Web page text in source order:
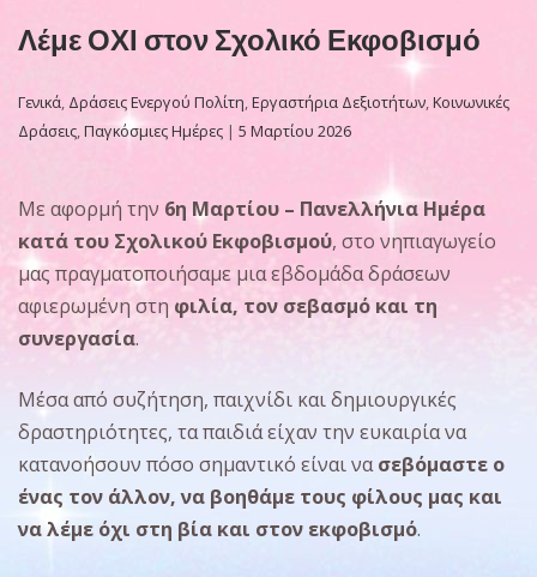
Λέμε ΟΧΙ στον Σχολικό Εκφοβισμό
Γενικά, Δράσεις Ενεργού Πολίτη,Εργαστήρια Δεξιοτήτων,Κοινωνικές
Δράσεις,Παγκόσμιες Ημέρες | 5 Μαρτίου 2026
Με αφορμή την 6η Μαρτίου – Πανελλήνια Ημέρα
κατά του Σχολικού Εκφοβισμού, στο νηπιαγωγείο
μας πραγματοποιήσαμε μια εβδομάδα δράσεων
αφιερωμένη στη φιλία, τον σεβασμό και τη
συνεργασία.
Μέσα από συζήτηση, παιχνίδι και δημιουργικές
δραστηριότητες, τα παιδιά είχαν την ευκαιρία να
κατανοήσουν πόσο σημαντικό είναι νασεβόμαστε ο
ένας τον άλλον, να βοηθάμε τους φίλους μας και
να λέμε όχι στη βία και στον εκφοβισμό.